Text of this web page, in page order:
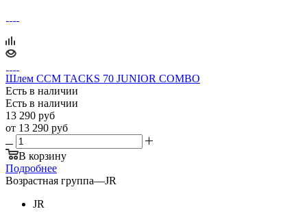
Шлем CCM TACKS 70 JUNIOR COMBO
Есть в наличии
Есть в наличии
13 290 руб
от 13 290 руб
В корзину
Подробнее
Возрастная группа—JR
JR